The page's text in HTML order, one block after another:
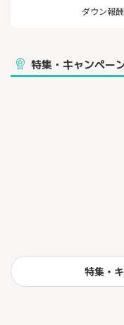
ダウン報酬
特集・キャンペー
特集・